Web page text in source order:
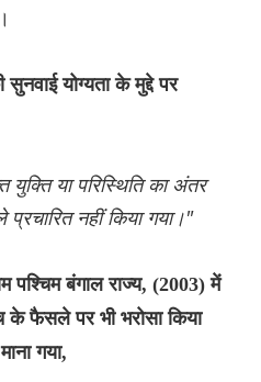
योग्यता के मुद्दे पर
युक्ति या परिस्थिति का अंतर
नहीं किया गया।"
पश्चिम बंगाल राज्य, (2003) में
के फैसले पर भी भरोसा किया
गया,